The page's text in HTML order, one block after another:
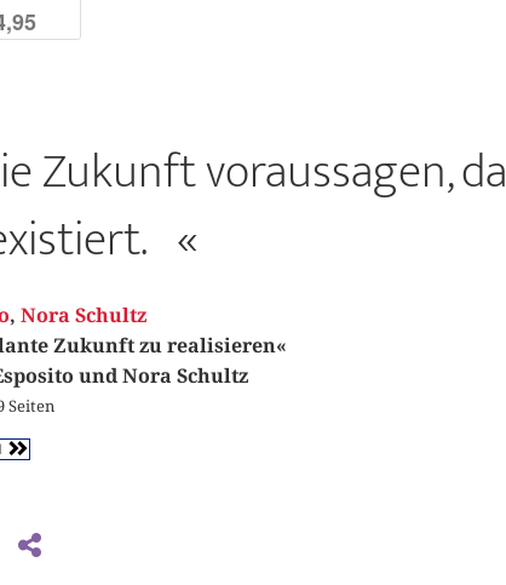
Zukunft voraussagen, da
«
, Nora Schultz
Zukunft zu realisieren«
und Nora Schultz
Seiten